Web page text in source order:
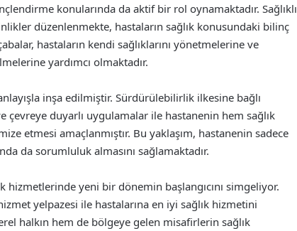
konularında da aktif bir rol oynamaktadır. Sağlıklı
düzenlenmekte, hastaların sağlık konusundaki bilinç
hastaların kendi sağlıklarını yönetmelerine ve
yardımcı olmaktadır.
inşa edilmiştir. Sürdürülebilirlik ilkesine bağlı
duyarlı uygulamalar ile hastanenin hem sağlık
etmesi amaçlanmıştır. Bu yaklaşım, hastanenin sadece
da sorumluluk almasını sağlamaktadır.
hizmetlerinde yeni bir dönemin başlangıcını simgeliyor.
yelpazesi ile hastalarına en iyi sağlık hizmetini
halkın hem de bölgeye gelen misafirlerin sağlık